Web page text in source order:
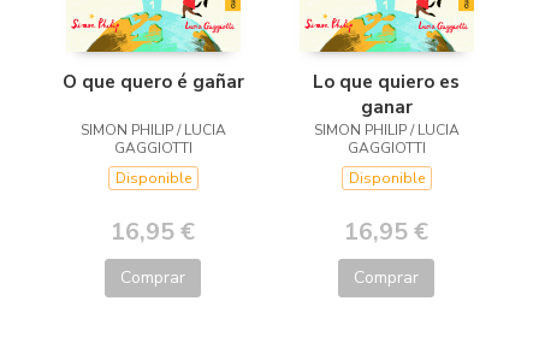
O que quero é gañar
SIMON PHILIP / LUCIA
GAGGIOTTI
Disponible
16,95 €
Comprar
Lo que quiero es
ganar
SIMON PHILIP / LUCIA
GAGGIOTTI
Disponible
16,95 €
Comprar